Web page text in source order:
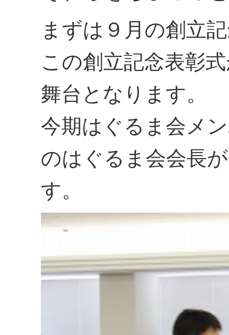
まずは９月の創立
この創立記念表彰
舞台となります。
今期はぐるま会メ
のはぐるま会会長
す。